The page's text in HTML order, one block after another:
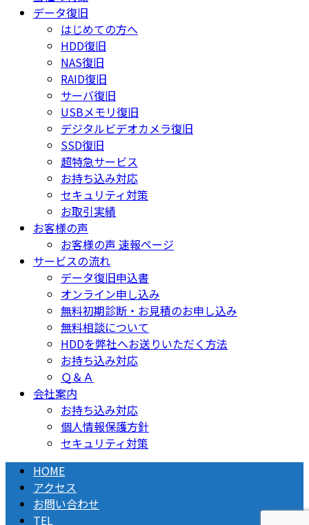
データ復旧
はじめての方へ
HDD復旧
NAS復旧
RAID復旧
サーバ復旧
USBメモリ復旧
デジタルビデオカメラ復旧
SSD復旧
超特急サービス
お持ち込み対応
セキュリティ対策
お取引実績
お客様の声
お客様の声 速報ページ
サービスの流れ
データ復旧申込書
オンライン申し込み
無料初期診断・お見積のお申し込み
無料相談について
HDDを弊社へお送りいただく方法
お持ち込み対応
Ｑ＆Ａ
会社案内
お持ち込み対応
個人情報保護方針
セキュリティ対策
HOME
アクセス
お問い合わせ
TEL